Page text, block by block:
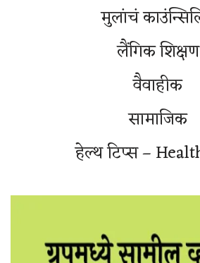
मुलांचं
लैंगिक शिक्षण
वैवाहीक
सामाजिक
हेल्थ टिप्स –